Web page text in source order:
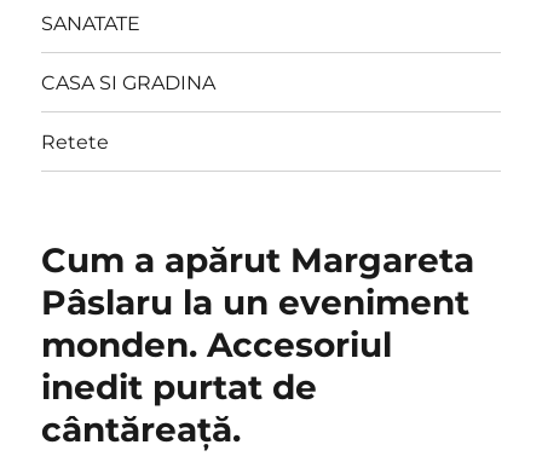
SANATATE
CASA SI GRADINA
Retete
Cum a apărut Margareta
Pâslaru la un eveniment
monden. Accesoriul
inedit purtat de
cântăreață.